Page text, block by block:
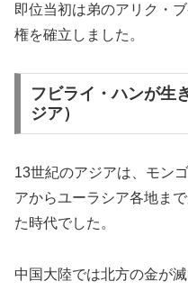
即位当初は弟のアリク・
権を確立しました。
フビライ・ハンが生
ジア）
13世紀のアジアは、モン
アからユーラシア各地ま
た時代でした。
中国大陸では北方の金が